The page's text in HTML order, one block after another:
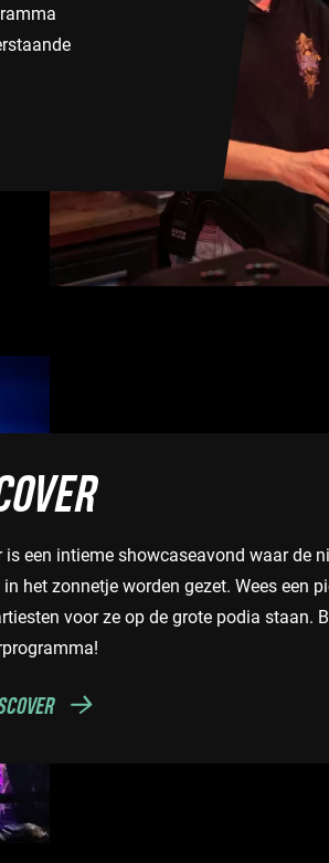
is een intieme showcaseavond waar de
het zonnetje worden gezet. Wees een
voor ze op de grote podia staan.